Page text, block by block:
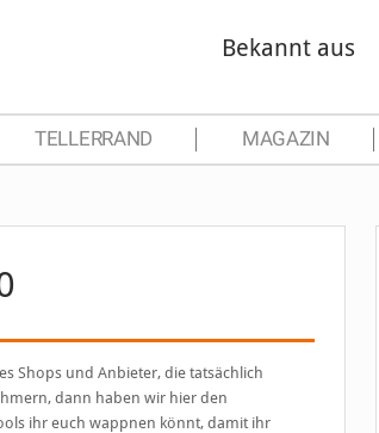
Bekannt aus
TELLERRAND MAGAZIN
Shops und Anbieter, die tatsächlich
dann haben wir hier den
ihr euch wappnen könnt, damit ihr